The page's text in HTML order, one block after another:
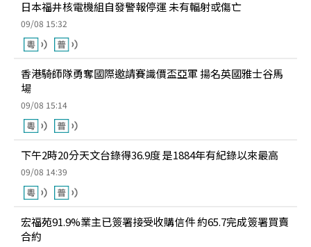
日本福井核電機組自發警報停運 未有輻射或傷亡
09/08 15:32
香港騎師隊勇奪國際邀請賽識價盃亞軍 揚名英國雅士谷馬
場
09/08 15:14
下午2時20分天文台錄得36.9度 是1884年有紀錄以來最高
09/08 14:39
宏福苑91.9%業主已簽署接受收購信件 約65.7完成簽署買賣
合約